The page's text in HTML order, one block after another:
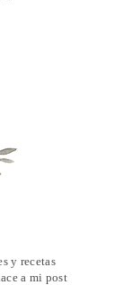
y recetas
a mi post